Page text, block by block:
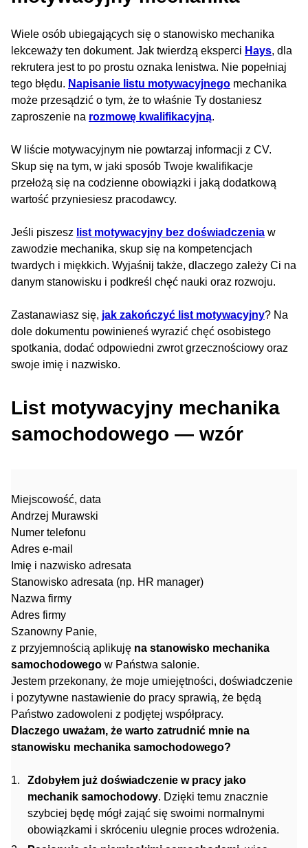
Wiele osób ubiegających się o stanowisko mechanika
lekceważy ten dokument. Jak twierdzą eksperci Hays, dla
rekrutera jest to po prostu oznaka lenistwa. Nie popełniaj
tego błędu. Napisanie listu motywacyjnego mechanika
może przesądzić o tym, że to właśnie Ty dostaniesz
zaproszenie na rozmowę kwalifikacyjną.
W liście motywacyjnym nie powtarzaj informacji z CV.
Skup się na tym, w jaki sposób Twoje kwalifikacje
przełożą się na codzienne obowiązki i jaką dodatkową
wartość przyniesiesz pracodawcy.
Jeśli piszesz list motywacyjny bez doświadczenia w
zawodzie mechanika, skup się na kompetencjach
twardych i miękkich. Wyjaśnij także, dlaczego zależy Ci na
danym stanowisku i podkreśl chęć nauki oraz rozwoju.
Zastanawiasz się, jak zakończyć list motywacyjny? Na
dole dokumentu powinieneś wyrazić chęć osobistego
spotkania, dodać odpowiedni zwrot grzecznościowy oraz
swoje imię i nazwisko.
List motywacyjny mechanika
samochodowego — wzór
Miejscowość, data
Andrzej Murawski
Numer telefonu
Adres e-mail
Imię i nazwisko adresata
Stanowisko adresata (np. HR manager)
Nazwa firmy
Adres firmy
Szanowny Panie,
z przyjemnością aplikuję na stanowisko mechanika
samochodowego w Państwa salonie.
Jestem przekonany, że moje umiejętności, doświadczenie
i pozytywne nastawienie do pracy sprawią, że będą
Państwo zadowoleni z podjętej współpracy.
Dlaczego uważam, że warto zatrudnić mnie na
stanowisku mechanika samochodowego?
Zdobyłem już doświadczenie w pracy jako
mechanik samochodowy. Dzięki temu znacznie
szybciej będę mógł zająć się swoimi normalnymi
obowiązkami i skróceniu ulegnie proces wdrożenia.